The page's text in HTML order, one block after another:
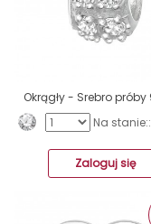
Na stanie::
Zaloguj się